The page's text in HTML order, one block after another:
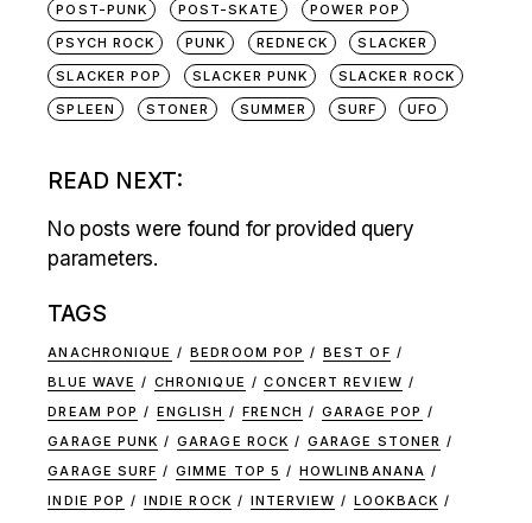
POST-PUNK
POST-SKATE
POWER POP
PSYCH ROCK
PUNK REDNECK
SLACKER
SLACKER POP
SLACKER PUNK
SLACKER ROCK
SPLEEN
STONER SUMMER SURF UFO
READ NEXT:
No posts were found for provided query
parameters.
TAGS
ANACHRONIQUE BEDROOM POP
BEST OF
BLUE WAVE
CHRONIQUE
CONCERT REVIEW
DREAM POP
ENGLISH FRENCH
GARAGE POP
GARAGE PUNK
GARAGE ROCK
GARAGE STONER
GARAGE SURF
GIMME TOP 5
HOWLINBANANA
INDIE POP
INDIE ROCK INTERVIEW
LOOKBACK